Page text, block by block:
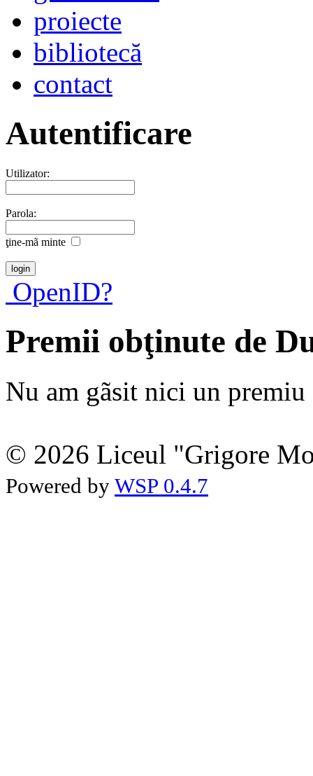
proiecte
bibliotecă
contact
Autentificare
Utilizator:
Parola:
ţine-mã minte
OpenID?
Premii obţinute de
Nu am gãsit nici un premiu
© 2026 Liceul "Grigore
Powered by WSP 0.4.7